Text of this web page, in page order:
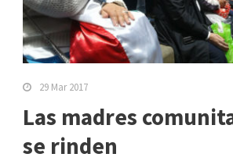
29 Mar 2017
Las madres
se rinden